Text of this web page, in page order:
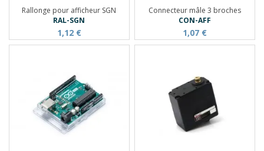
Rallonge pour afficheur SGN
RAL-SGN
1,12 €
Connecteur mâle 3 broches
CON-AFF
1,07 €